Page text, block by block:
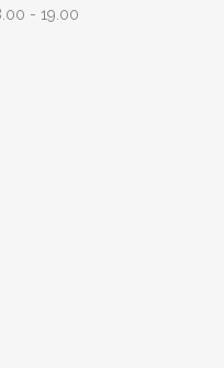
- 19.00